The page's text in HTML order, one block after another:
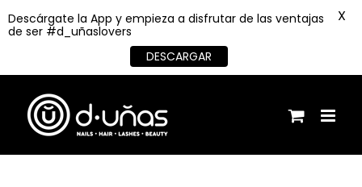
contenido
Descárgate la App y empieza a disfrutar de las ventajas
de ser #d_uñaslovers
DESCARGAR
X